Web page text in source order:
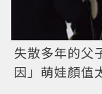
失散多年的父
因」萌娃顏值